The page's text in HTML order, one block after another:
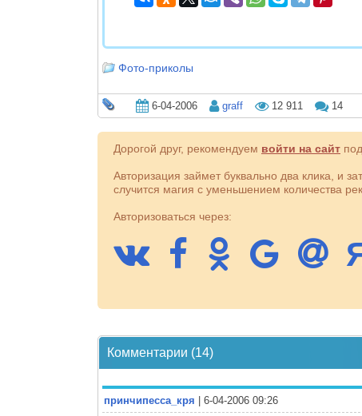
Фото-приколы
6-04-2006 graff 12 911 14
Дорогой друг, рекомендуем войти на сайт
Авторизация займет буквально два клика, и
случится магия с уменьшением количества
Авторизоваться через:
Комментарии (14)
принчипесса_кря | 6-04-2006 09:26